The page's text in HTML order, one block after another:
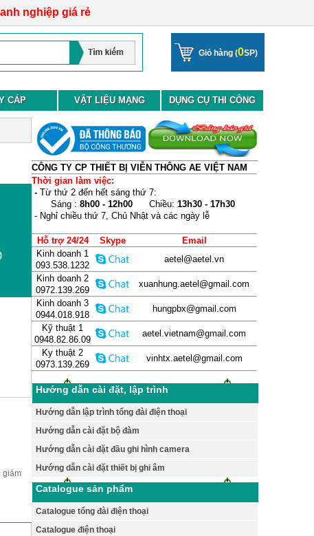
nghiệp giá rẻ
Giỏ hàng (0SP)
CÁP VẬT LIỆU MẠNG DỤNG CỤ THI CÔNG
giám
CÔNG TY CP THIẾT BỊ VIỄN THÔNG AE VIỆT NAM
Thời gian làm việc:
- Từ thứ 2 đến hết sáng thứ 7:
Sáng : 8h00 - 12h00 Chiều: 13h30 - 17h30
- Nghỉ chiều thứ 7, Chủ Nhật và các ngày lễ
Hỗ trợ 24/24 Skype
Email
Kinh doanh 1
093.538.1232
aetel@aetel.vn
Kinh doanh 2
0972.139.269
xuanhung.aetel@gmail.com
Kinh doanh 3
0944.018.918
hungpbx@gmail.com
Kỹ thuật 1
0948.82.86.09
aetel.vietnam@gmail.com
Ky thuật 2
0973.139.269
vinhtx.aetel@gmail.com
Hướng dẫn cài đặt, lập trình
Hướng dẫn lập trình tổng đài điện thoại
Hướng dẫn cài đặt bộ đàm
Hướng dẫn cài đặt đầu ghi hình camera
Hướng dẫn cài đặt thiết bị ghi âm
Catalogue sản phẩm
Catalogue tổng đài điện thoại
Catalogue điện thoại